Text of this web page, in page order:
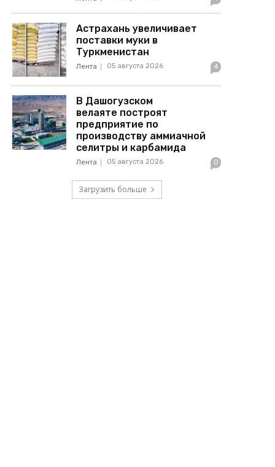
Астрахань увеличивает
поставки муки в
Туркменистан
Лента 05 августа 2026 4
В Дашогузском
велаяте построят
предприятие по
производству аммиачной
селитры и карбамида
Лента 05 августа 2026 0
Загрузить больше